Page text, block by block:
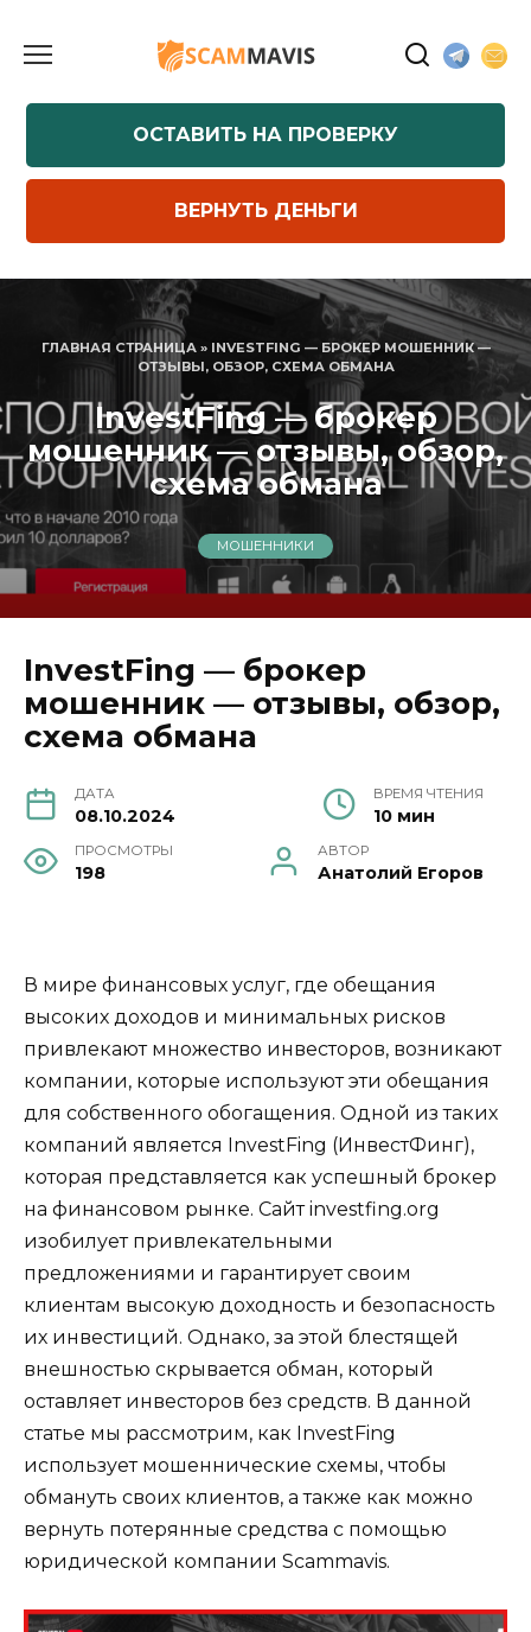
содержанию
ОСТАВИТЬ НА ПРОВЕРКУ
ВЕРНУТЬ ДЕНЬГИ
ГЛАВНАЯ СТРАНИЦА» INVESTFING — БРОКЕР МОШЕННИК —
ОТЗЫВЫ, ОБЗОР, СХЕМА ОБМАНА
InvestFing — брокер
мошенник — отзывы, обзор,
схема обмана
МОШЕННИКИ
InvestFing — брокер
мошенник — отзывы, обзор,
схема обмана
ДАТА
08.10.2024
ВРЕМЯ ЧТЕНИЯ
10 мин
ПРОСМОТРЫ
198
АВТОР
Анатолий Егоров
В мире финансовых услуг, где обещания
высоких доходов и минимальных рисков
привлекают множество инвесторов, возникают
компании, которые используют эти обещания
для собственного обогащения. Одной из таких
компаний является InvestFing (ИнвестФинг),
которая представляется как успешный брокер
на финансовом рынке. Сайт investfing.org
изобилует привлекательными
предложениями и гарантирует своим
клиентам высокую доходность и безопасность
их инвестиций. Однако, за этой блестящей
внешностью скрывается обман, который
оставляет инвесторов без средств. В данной
статье мы рассмотрим, как InvestFing
использует мошеннические схемы, чтобы
обмануть своих клиентов, а также как можно
вернуть потерянные средства с помощью
юридической компании Scammavis.